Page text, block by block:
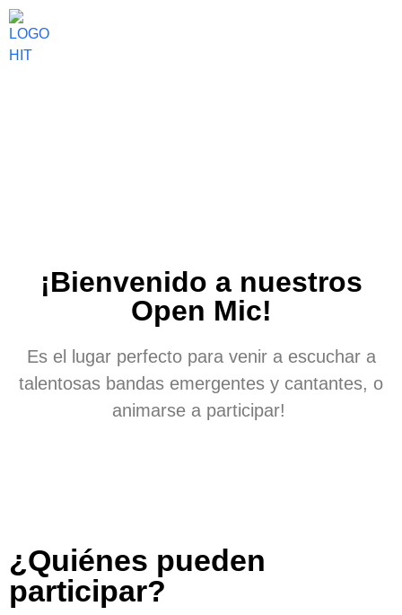
¡Bienvenido a nuestros
Open Mic!
Es el lugar perfecto para venir a escuchar a
talentosas bandas emergentes y cantantes, o
animarse a participar!
¿Quiénes pueden
participar?